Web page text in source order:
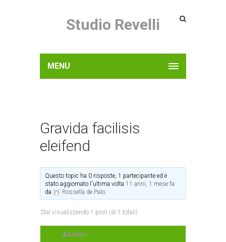
Studio Revelli
MENU
Gravida facilisis
eleifend
Questo topic ha 0 risposte, 1 partecipante ed è
stato aggiornato l'ultima volta11 anni, 1 mese fa
da
Rossella de Palo.
Stai visualizzando 1 post (di 1 totali)
Author